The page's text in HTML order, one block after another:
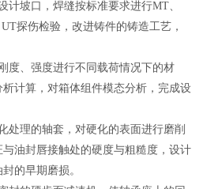
计坡口，焊缝按标准要求进行MT、
探伤检验，改进铸件的铸造工艺，
度、强度进行不同载荷情况下的材
计算，对箱体组件模态分析，完成设
处理的轴套，对硬化的表面进行磨削
油封唇接触处的硬度与粗糙度，设计
的早期磨损。